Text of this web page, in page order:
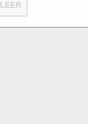
LEER